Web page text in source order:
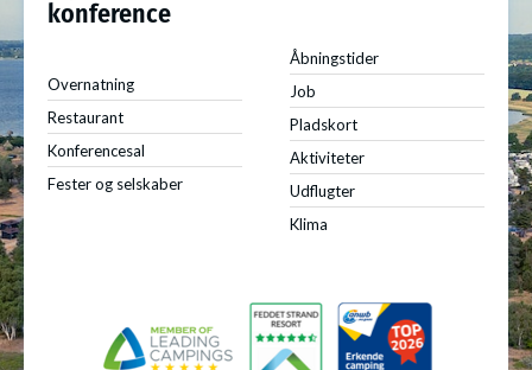
konference
Overnatning
Restaurant
Konferencesal
Fester og selskaber
Åbningstider
Job
Pladskort
Aktiviteter
Udflugter
Klima